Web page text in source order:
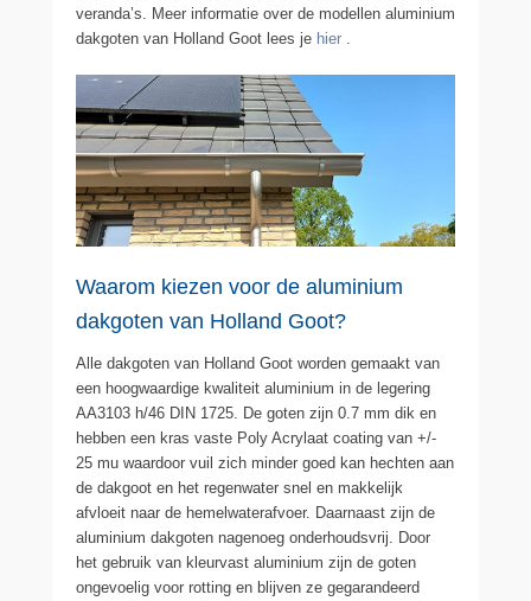
veranda’s. Meer informatie over de modellen aluminium
dakgoten van Holland Goot lees je hier .
Waarom kiezen voor de aluminium
dakgoten van Holland Goot?
Alle dakgoten van Holland Goot worden gemaakt van
een hoogwaardige kwaliteit aluminium in de legering
AA3103 h/46 DIN 1725. De goten zijn 0.7 mm dik en
hebben een kras vaste Poly Acrylaat coating van +/-
25 mu waardoor vuil zich minder goed kan hechten aan
de dakgoot en het regenwater snel en makkelijk
afvloeit naar de hemelwaterafvoer. Daarnaast zijn de
aluminium dakgoten nagenoeg onderhoudsvrij. Door
het gebruik van kleurvast aluminium zijn de goten
ongevoelig voor rotting en blijven ze gegarandeerd